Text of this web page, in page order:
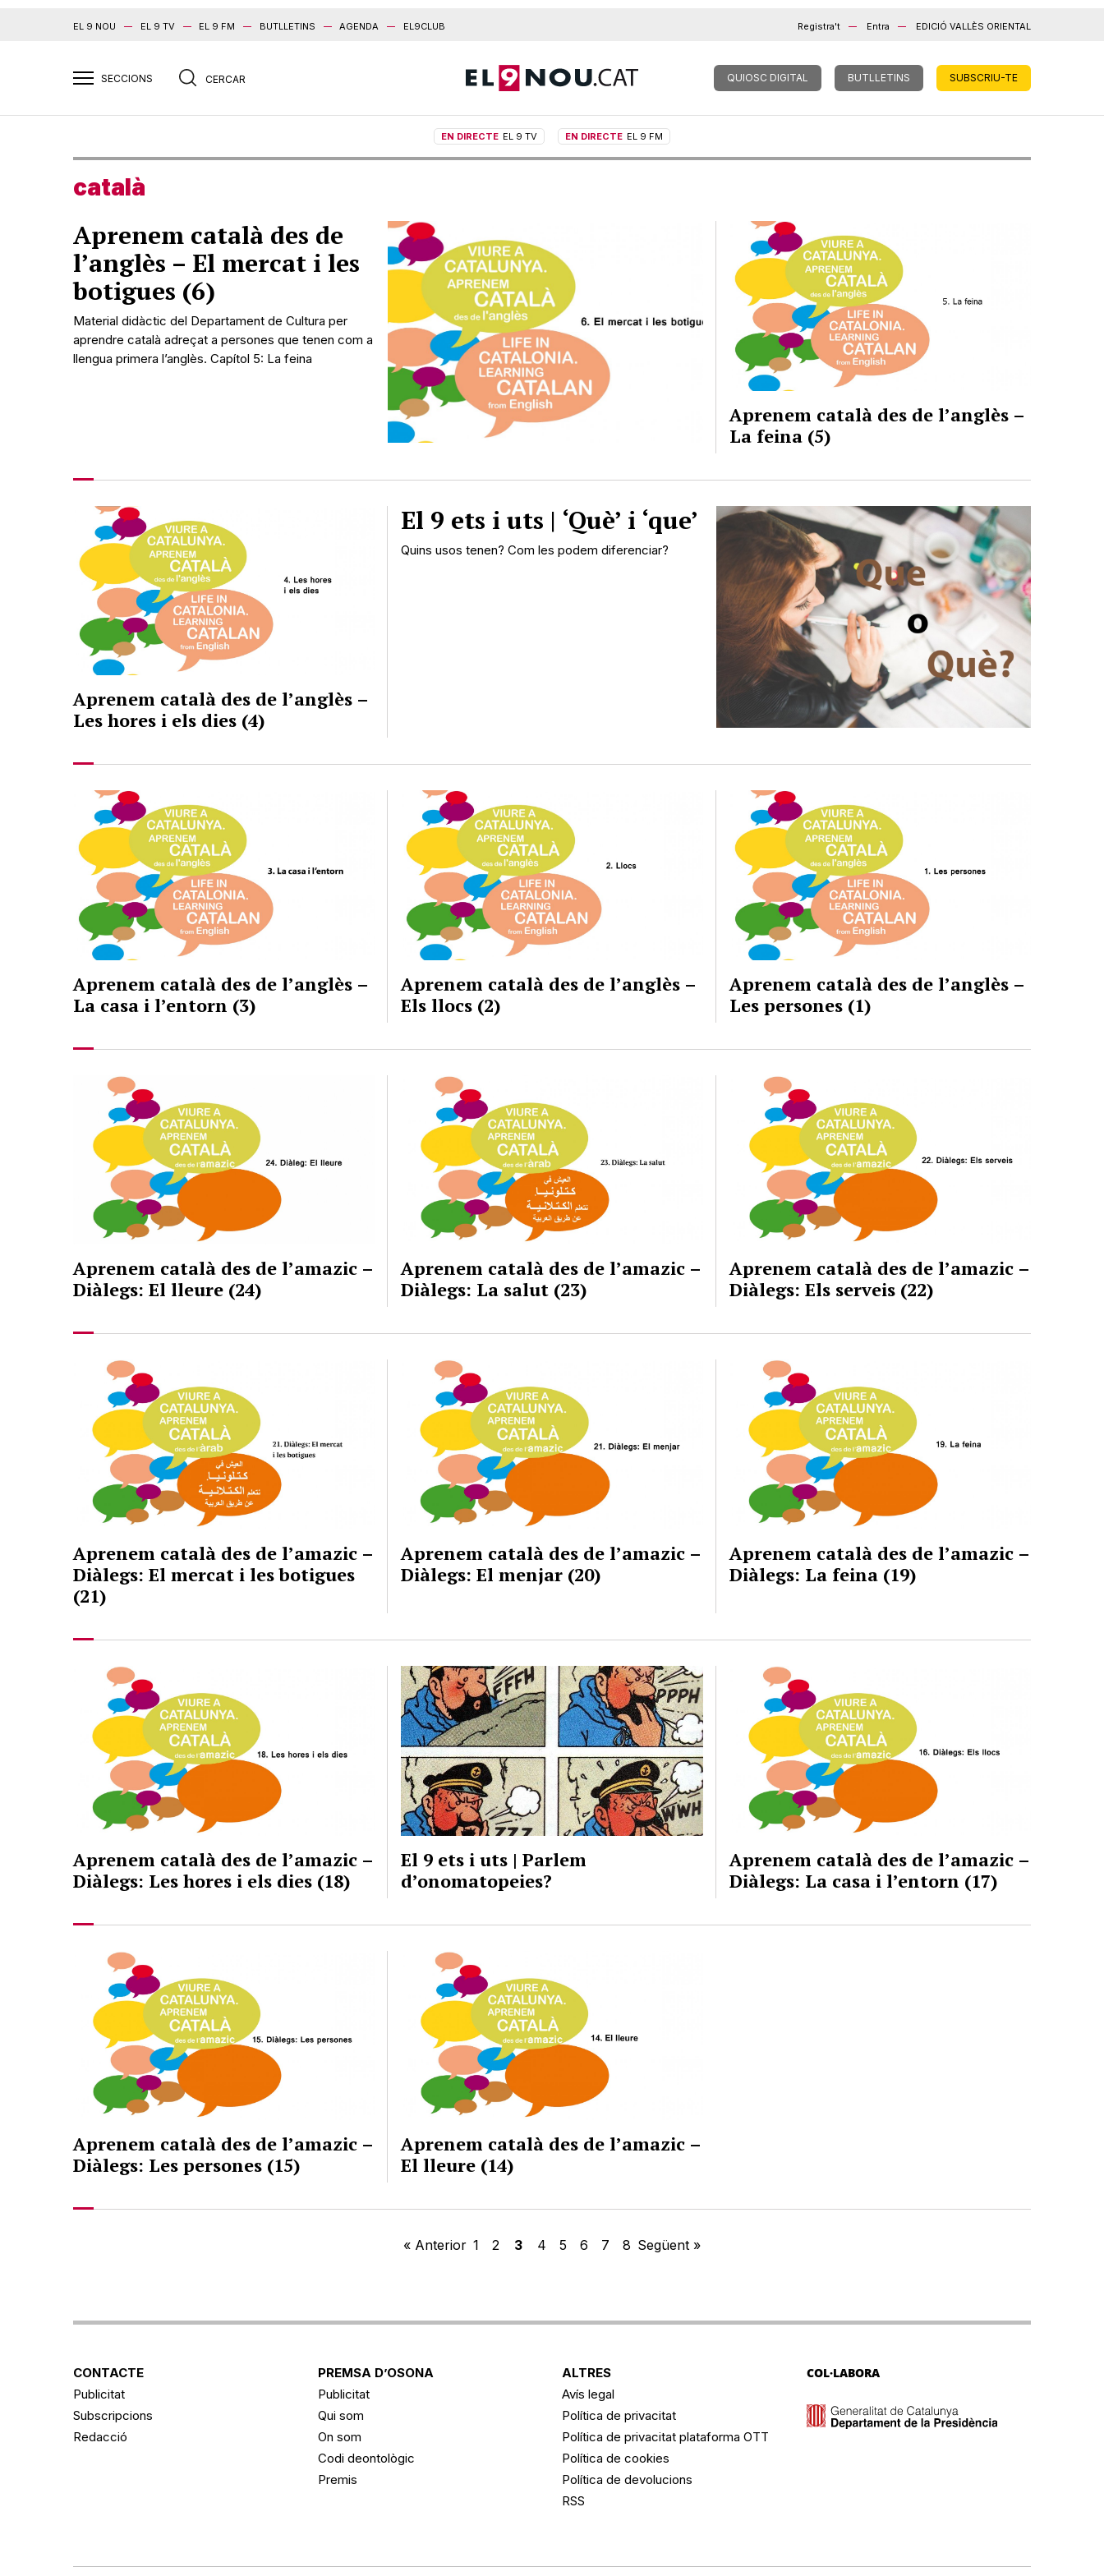
EL 9 NOU EL 9 TV EL 9 FM BUTLLETINS AGENDA EL9CLUB Registra't Entra EDICIÓ VALLÈS ORIENTAL
QUIOSC DIGITAL BUTLLETINS SUBSCRIU-TE
EN DIRECTE EL 9 TV EN DIRECTE EL 9 FM
català
Aprenem català des de
l’anglès – El mercat i les
botigues (6)
Material didàctic del Departament de Cultura per
aprendre català adreçat a persones que tenen com a
llengua primera l’anglès. Capítol 5: La feina
Aprenem català des de l’anglès –
La feina (5)
Aprenem català des de l’anglès –
Les hores i els dies (4)
El 9 ets i uts | ‘Què’ i ‘que’
Quins usos tenen? Com les podem diferenciar?
Aprenem català des de l’anglès –
La casa i l’entorn (3)
Aprenem català des de l’anglès –
Els llocs (2)
Aprenem català des de l’anglès –
Les persones (1)
Aprenem català des de l’amazic –
Diàlegs: El lleure (24)
Aprenem català des de l’amazic –
Diàlegs: La salut (23)
Aprenem català des de l’amazic –
Diàlegs: Els serveis (22)
Aprenem català des de l’amazic –
Diàlegs: El mercat i les botigues
(21)
Aprenem català des de l’amazic –
Diàlegs: El menjar (20)
Aprenem català des de l’amazic –
Diàlegs: La feina (19)
Aprenem català des de l’amazic –
Diàlegs: Les hores i els dies (18)
El 9 ets i uts | Parlem
d’onomatopeies?
Aprenem català des de l’amazic –
Diàlegs: La casa i l’entorn (17)
Aprenem català des de l’amazic –
Diàlegs: Les persones (15)
Aprenem català des de l’amazic –
El lleure (14)
« Anterior 1 2 3 4 5 6 7 8 Següent »
CONTACTE
Publicitat
Subscripcions
Redacció
PREMSA D’OSONA
Publicitat
Qui som
On som
Codi deontològic
Premis
ALTRES
Avís legal
Política de privacitat
Política de privacitat plataforma OTT
Política de cookies
Política de devolucions
RSS
COL·LABORA